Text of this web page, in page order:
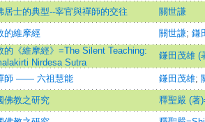
居士的典型--宰官與禪師的交往 關世謙
的維摩經 關世謙; 鎌
的《維摩經》=The Silent Teaching:
Nirdesa Sutra
鎌田茂雄 (
師 —— 六祖慧能 鎌田茂雄;
佛教之研究 釋聖嚴 (著